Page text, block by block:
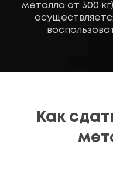
металла от 300
Как